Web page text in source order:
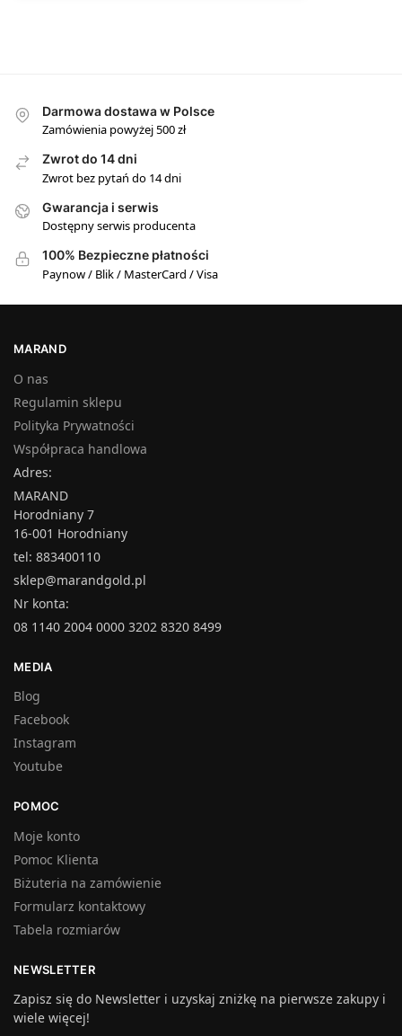
Darmowa dostawa w Polsce
Zamówienia powyżej 500 zł
Zwrot do 14 dni
Zwrot bez pytań do 14 dni
Gwarancja i serwis
Dostępny serwis producenta
100% Bezpieczne płatności
Paynow / Blik / MasterCard / Visa
MARAND
O nas
Regulamin sklepu
Polityka Prywatności
Współpraca handlowa
Adres:
MARAND
Horodniany 7
16-001 Horodniany
tel: 883400110
sklep@marandgold.pl
Nr konta:
08 1140 2004 0000 3202 8320 8499
MEDIA
Blog
Facebook
Instagram
Youtube
POMOC
Moje konto
Pomoc Klienta
Biżuteria na zamówienie
Formularz kontaktowy
Tabela rozmiarów
NEWSLETTER
Zapisz się do Newsletter i uzyskaj zniżkę na pierwsze zakupy i
wiele więcej!